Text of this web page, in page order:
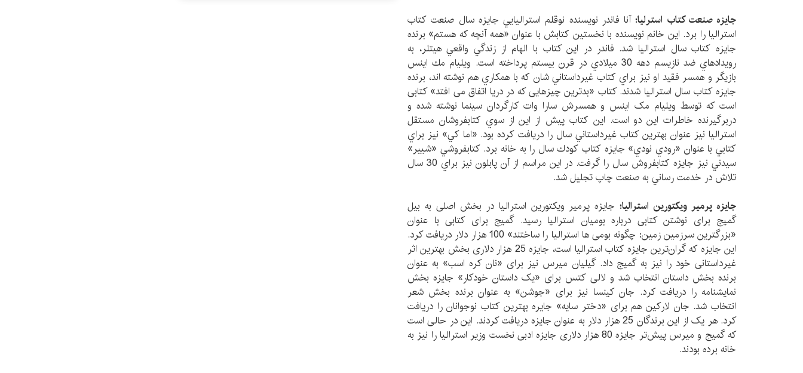
جایزه صنعت کتاب استرلیا؛آنا فاندر نويسنده نوقلم استراليايي جايزه سال صنعت كتاب
استراليا را برد. اين خانم نويسنده با نخستين كتابش با عنوان «همه آنچه که هستم» برنده
جايزه كتاب سال استراليا شد. فاندر در این کتاب با الهام از زندگي واقعي هيتلر، به
رويدادهاي ضد نازيسم دهه 30 ميلادي در قرن بيستم پرداخته است. ويليام مك اينس
بازيگر و همسر فقيد او نيز براي كتاب غيرداستاني شان كه با همكاري هم نوشته اند، برنده
جايزه كتاب سال استراليا شدند. کتاب «بدترین چیزهایی که در دریا اتفاق می افتد» کتابی
است که توسط ویلیام مک اینس و همسرش سارا وات کارگردان سینما نوشته شده و
دربرگیرنده خاطرات این دو است. اين كتاب پيش از اين از سوي كتابفروشان مستقل
استراليا نيز عنوان بهترين كتاب غيرداستاني سال را دريافت كرده بود. «اما كي» نيز براي
كتابي با عنوان «رودي نودي» جايزه كتاب كودك سال را به خانه برد. كتابفروشي «شيير»
سيدني نيز جايزه كتابفروش سال را گرفت. در اين مراسم از آن پابلون نيز براي 30 سال
تلاش در خدمت رساني به صنعت چاپ تجليل شد.
جایزه پرمیر ویکتورین استرالیا؛جایزه پرمیر ویکتورین استرالیا در بخش اصلی به بیل
گمیج برای نوشتن کتابی درباره بومیان استرالیا رسید. گمیج برای کتابی با عنوان
«بزرگترين سرزمين زمين: چگونه بومی ها استرالیا را ساختند» 100 هزار دلار دریافت کرد.
این جایزه که گران‌ترین جایزه کتاب استرالیا است، جایزه 25 هزار دلاری بخش بهترین اثر
غیرداستانی خود را نیز به گمیج داد. گیلیان میرس نیز برای «نان کره اسب» به عنوان
برنده بخش داستان انتخاب شد و لالی کتس برای «یک داستان خودکار» جایزه بخش
نمایشنامه را دریافت کرد. جان کینسا نیز برای «جوشن» به عنوان برنده بخش شعر
انتخاب شد. جان لارکین هم برای «دختر سایه» جایره بهترین کتاب نوجوانان را دریافت
کرد. هر یک از این برندگان 25 هزار دلار به عنوان جایزه دریافت کردند. این در حالی است
که گمیج و میرس پیش‌تر جایزه 80 هزار دلاری جایزه ادبی نخست وزیر استرالیا را نیز به
خانه برده بودند.